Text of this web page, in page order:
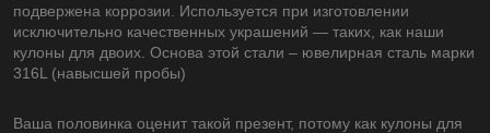
подвержена коррозии. Используется при изготовлении
исключительно качественных украшений ― таких, как наши
кулоны для двоих. Основа этой стали – ювелирная сталь марки
316L (навысшей пробы)
Ваша половинка оценит такой презент, потому как кулоны для